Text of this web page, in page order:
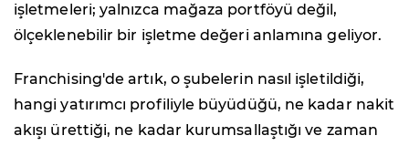
işletmeleri; yalnızca mağaza portföyü değil,
ölçeklenebilir bir işletme değeri anlamına geliyor.
Franchising'de artık, o şubelerin nasıl işletildiği,
hangi yatırımcı profiliyle büyüdüğü, ne kadar nakit
akışı ürettiği, ne kadar kurumsallaştığı ve zaman